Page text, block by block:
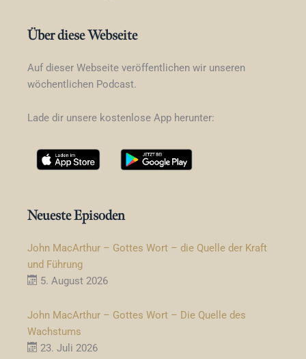
Über diese Webseite
Auf dieser Webseite veröffentlichen wir unseren
wöchentlichen Podcast.
Lade dir unsere kostenlose App herunter:
Neueste Episoden
John MacArthur – Gottes Wort – die Quelle der Kraft
und Führung
5. August 2026
John MacArthur – Gottes Wort – Die Quelle des
Wachstums
23. Juli 2026